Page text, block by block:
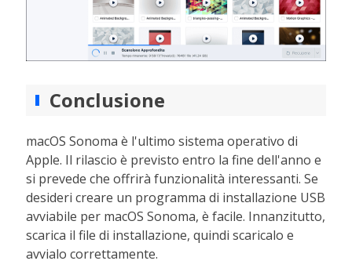
Conclusione
macOS Sonoma è l'ultimo sistema operativo di
Apple. Il rilascio è previsto entro la fine dell'anno e
si prevede che offrirà funzionalità interessanti. Se
desideri creare un programma di installazione USB
avviabile per macOS Sonoma, è facile. Innanzitutto,
scarica il file di installazione, quindi scaricalo e
avvialo correttamente.